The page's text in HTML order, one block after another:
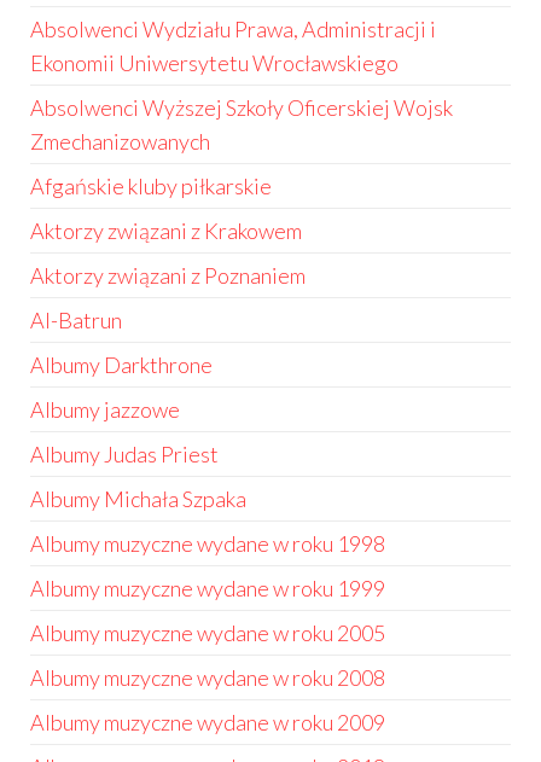
Absolwenci Wydziału Prawa, Administracji i
Ekonomii Uniwersytetu Wrocławskiego
Absolwenci Wyższej Szkoły Oficerskiej Wojsk
Zmechanizowanych
Afgańskie kluby piłkarskie
Aktorzy związani z Krakowem
Aktorzy związani z Poznaniem
Al-Batrun
Albumy Darkthrone
Albumy jazzowe
Albumy Judas Priest
Albumy Michała Szpaka
Albumy muzyczne wydane w roku 1998
Albumy muzyczne wydane w roku 1999
Albumy muzyczne wydane w roku 2005
Albumy muzyczne wydane w roku 2008
Albumy muzyczne wydane w roku 2009